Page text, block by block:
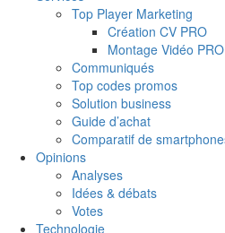
Top Player Marketing
Création CV PRO
Montage Vidéo PRO
Communiqués
Top codes promos
Solution business
Guide d’achat
Comparatif de
Opinions
Analyses
Idées & débats
Votes
Technologie